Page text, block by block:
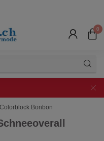
0
Bonbon